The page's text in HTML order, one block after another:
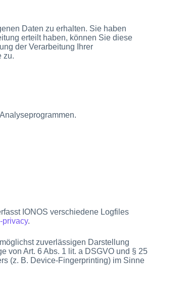
Daten zu erhalten. Sie haben
erteilt haben, können Sie diese
der Verarbeitung Ihrer
zu.
IONOS verschiedene Logfiles
privacy.
zuverlässigen Darstellung
von Art. 6 Abs. 1 lit. a DSGVO und § 25
(z. B. Device-Fingerprinting) im Sinne